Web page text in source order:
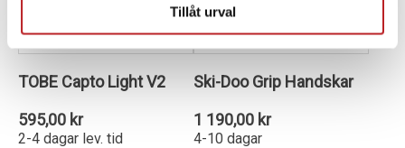
Tillåt urval
TOBE Capto Light V2
595,00 kr
2-4 dagar lev. tid
Ski-Doo Grip Handskar
1 190,00 kr
4-10 dagar